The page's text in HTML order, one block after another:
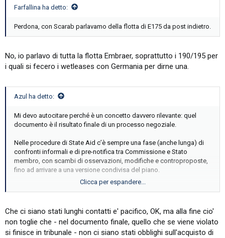
Farfallina ha detto:
Perdona, con Scarab parlavamo della flotta di E175 da post indietro.
No, io parlavo di tutta la flotta Embraer, soprattutto i 190/195 per
i quali si fecero i wetleases con Germania per dirne una.
Azul ha detto:
Mi devo autocitare perché è un concetto davvero rilevante: quel
documento è il risultato finale di un processo negoziale.
Nelle procedure di State Aid c’è sempre una fase (anche lunga) di
confronti informali e di pre-notifica tra Commissione e Stato
membro, con scambi di osservazioni, modifiche e controproposte,
fino ad arrivare a una versione condivisa del piano.
L’atto di notifica finale della Commissione — il cui contenuto è già
carteggio intercorso in precedenza, che ha portato alla definizione
del piano industriale in funzione di ciò che la DGComp era disposta
ad autorizzare.
Clicca per espandere...
Che ci siano stati lunghi contatti e' pacifico, OK, ma alla fine cio'
non toglie che - nel documento finale, quello che se viene violato
si finisce in tribunale - non ci siano stati obblighi sull'acquisto di